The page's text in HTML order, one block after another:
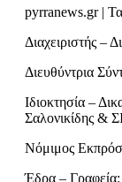
pyrranews.gr |
Διαχειριστής –
Διευθύντρια
Ιδιοκτησία –
Σαλονικίδης &
Νόμιμος
Έδρα –